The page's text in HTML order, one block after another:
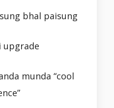
bhal paisung
upgrade
munda “cool